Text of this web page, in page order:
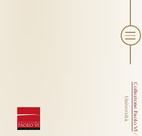
Collezione Paolo VI
/
Università